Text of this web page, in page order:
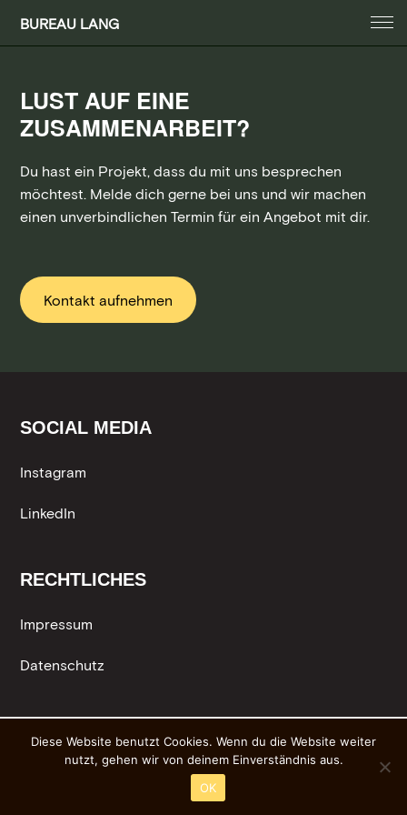
BUREAU LANG
LUST AUF EINE
ZUSAMMENARBEIT?
Du hast ein Projekt, dass du mit uns besprechen
möchtest. Melde dich gerne bei uns und wir machen
einen unverbindlichen Termin für ein Angebot mit dir.
Kontakt aufnehmen
SOCIAL MEDIA
Instagram
LinkedIn
RECHTLICHES
Impressum
Datenschutz
Diese Website benutzt Cookies. Wenn du die Website weiter
nutzt, gehen wir von deinem Einverständnis aus.
OK